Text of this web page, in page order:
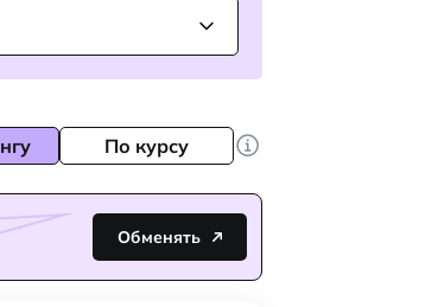
По курсу
Обменять